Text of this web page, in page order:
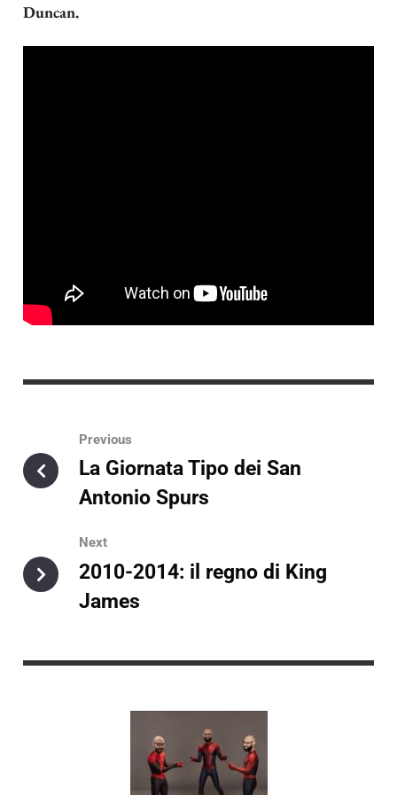
Duncan.
Previous
La Giornata Tipo dei San
Antonio Spurs
Next
2010-2014: il regno di King
James